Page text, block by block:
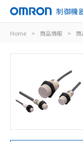
制御機
Home > 商品情報 > 商